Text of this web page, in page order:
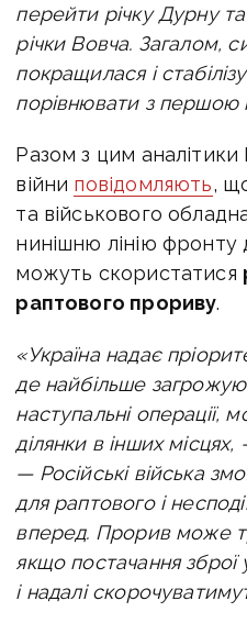
перейти річку Дурну
річки Вовча. Загалом,
покращилася і
порівнювати з першою
Разом з цим аналітики
війни повідомляють,
та військового
нинішню лінію
можуть скористатися
раптового прориву.
«Україна надає
де найбільше
наступальні операції,
ділянки в інших
— Російськівійська
для раптового і
вперед. Прорив може
якщо постачання зброї
і надалі